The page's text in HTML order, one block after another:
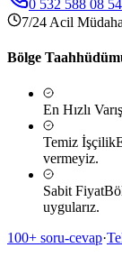
0 532 588 08 54
7/24 Acil
Bölge
En Hızlı Varış
Temiz İşçilik
vermeyiz.
Sabit Fiyat
uygularız.
100+ soru-cevap·